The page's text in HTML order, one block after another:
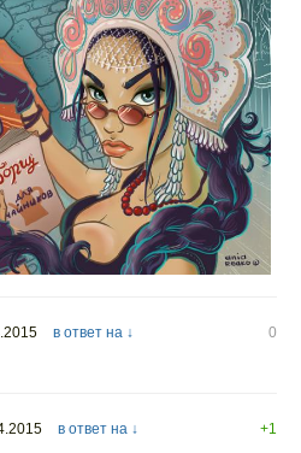
в ответ на ↓
0
в ответ на ↓
+1